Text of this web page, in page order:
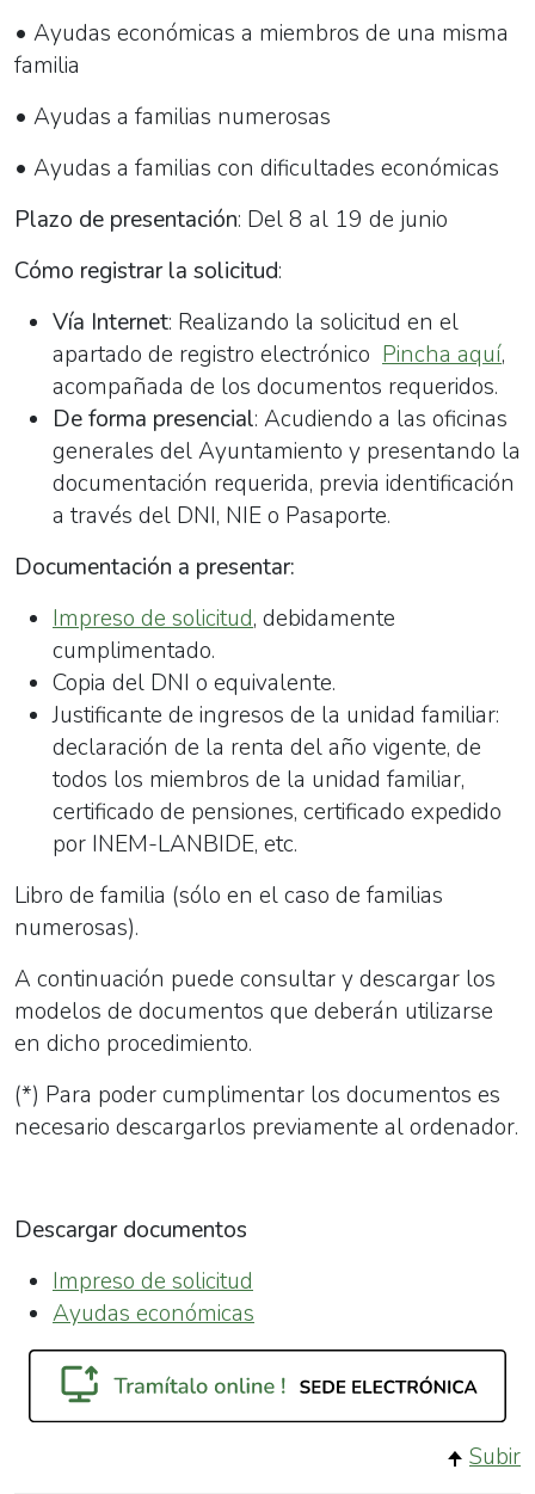
• Ayudas económicas a miembros de una misma
familia
• Ayudas a familias numerosas
• Ayudas a familias con dificultades económicas
Plazo de presentación: Del 8 al 19 de junio
Cómo registrar la solicitud:
Vía Internet: Realizando la solicitud en el
apartado de registro electrónico Pincha aquí,
acompañada de los documentos requeridos.
De forma presencial: Acudiendo a las oficinas
generales del Ayuntamiento y presentando la
documentación requerida, previa identificación
a través del DNI, NIE o Pasaporte.
Documentación a presentar:
Impreso de solicitud, debidamente
cumplimentado.
Copia del DNI o equivalente.
Justificante de ingresos de la unidad familiar:
declaración de la renta del año vigente, de
todos los miembros de la unidad familiar,
certificado de pensiones, certificado expedido
por INEM-LANBIDE, etc.
Libro de familia (sólo en el caso de familias
numerosas).
A continuación puede consultar y descargar los
modelos de documentos que deberán utilizarse
en dicho procedimiento.
(*) Para poder cumplimentar los documentos es
necesario descargarlos previamente al ordenador.
Descargar documentos
Impreso de solicitud
Ayudas económicas
Subir